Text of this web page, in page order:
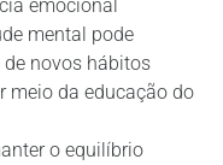
emocional
mental pode
novos hábitos
meio da educação do
o equilíbrio